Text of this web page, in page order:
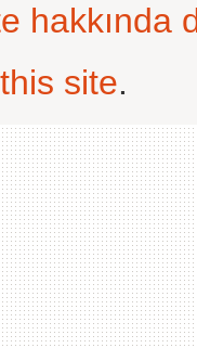
hakkında
site.